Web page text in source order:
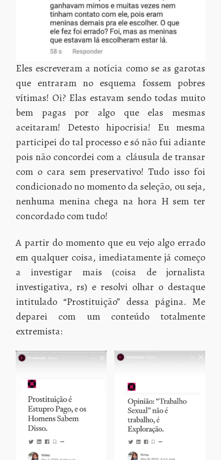
Eles escreveram a notícia como se as garotas
que entraram no esquema fossem pobres
vítimas! Oi? Elas estavam sendo todas muito
bem pagas por algo que elas mesmas
aceitaram! Detesto hipocrisia! Eu mesma
participei do tal processo e só não fui adiante
pois não concordei com a cláusula de transar
com o cara sem preservativo! Tudo isso foi
condicionado no momento da seleção, ou seja,
nenhuma menina chega na hora H sem ter
concordado com tudo!
A partir do momento que eu vejo algo errado
em qualquer coisa, imediatamente já começo
a investigar mais (coisa de jornalista
investigativa, rs) e resolvi olhar o destaque
intitulado “Prostituição” dessa página. Me
deparei com um conteúdo totalmente
extremista: